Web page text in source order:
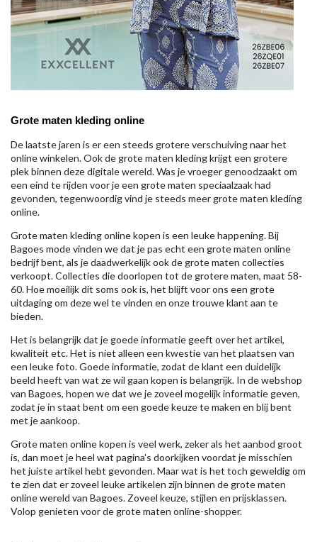
Grote maten kleding online
De laatste jaren is er een steeds grotere verschuiving naar het
online winkelen. Ook de grote maten kleding krijgt een grotere
plek binnen deze digitale wereld. Was je vroeger genoodzaakt om
een eind te rijden voor je een grote maten speciaalzaak had
gevonden, tegenwoordig vind je steeds meer grote maten kleding
online.
Grote maten kleding online kopen is een leuke happening. Bij
Bagoes mode vinden we dat je pas echt een grote maten online
bedrijf bent, als je daadwerkelijk ook de grote maten collecties
verkoopt. Collecties die doorlopen tot de grotere maten, maat 58-
60. Hoe moeilijk dit soms ook is, het blijft voor ons een grote
uitdaging om deze wel te vinden en onze trouwe klant aan te
bieden.
Het is belangrijk dat je goede informatie geeft over het artikel,
kwaliteit etc. Het is niet alleen een kwestie van het plaatsen van
een leuke foto. Goede informatie, zodat de klant een duidelijk
beeld heeft van wat ze wil gaan kopen is belangrijk. In de webshop
van Bagoes, hopen we dat we je zoveel mogelijk informatie geven,
zodat je in staat bent om een goede keuze te maken en blij bent
met je aankoop.
Grote maten online kopen is veel werk, zeker als het aanbod groot
is, dan moet je heel wat pagina's doorkijken voordat je misschien
het juiste artikel hebt gevonden. Maar wat is het toch geweldig om
te zien dat er zoveel leuke artikelen zijn binnen de grote maten
online wereld van Bagoes. Zoveel keuze, stijlen en prijsklassen.
Volop genieten voor de grote maten online-shopper.